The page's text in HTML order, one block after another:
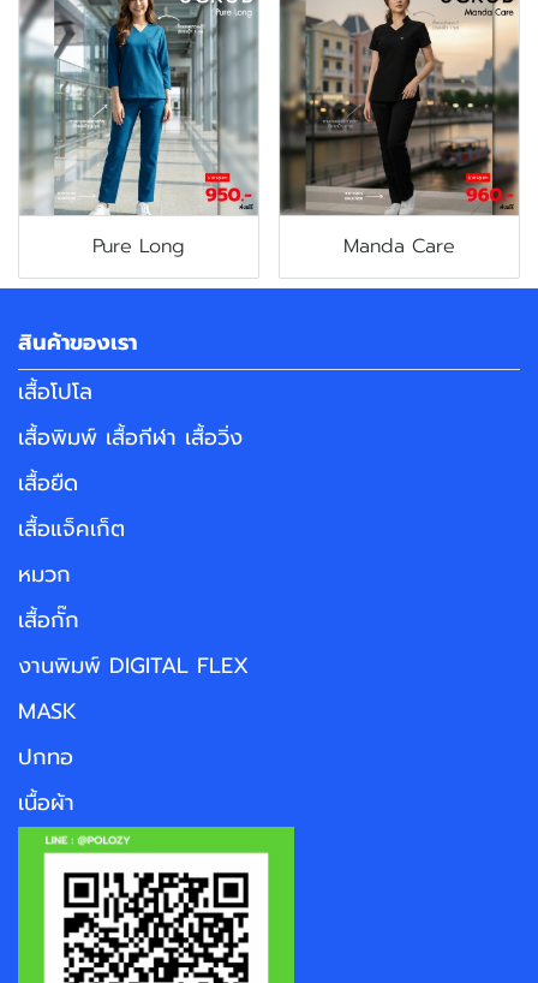
Pure Long Manda Care
สินค้าของเรา
เสื้อโปโล
เสื้อพิมพ์ เสื้อกีฬา เสื้อวิ่ง
เสื้อยืด
เสื้อแจ็คเก็ต
หมวก
เสื้อกั๊ก
งานพิมพ์ DIGITAL FLEX
MASK
ปกทอ
เนื้อผ้า